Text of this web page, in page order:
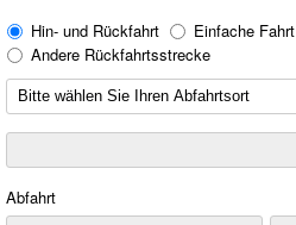
Hin- und Rückfahrt
Einfache Fahrt
Andere Rückfahrtsstrecke
Abfahrt